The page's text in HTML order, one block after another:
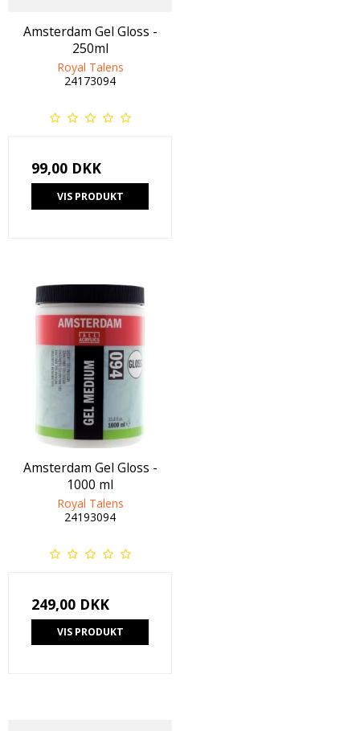
Amsterdam Gel Gloss -
250ml
Royal Talens
24173094
99,00 DKK
VIS PRODUKT
Amsterdam Gel Gloss -
1000 ml
Royal Talens
24193094
249,00 DKK
VIS PRODUKT